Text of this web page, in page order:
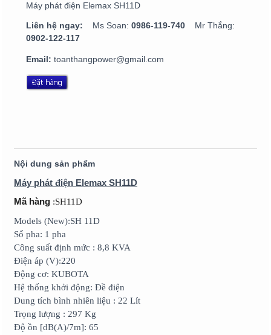
Máy phát điện Elemax SH11D
Liên hệ ngay: Ms Soan: 0986-119-740 Mr Thắng:
0902-122-117
Email: toanthangpower@gmail.com
Nội dung sản phẩm
Máy phát điện Elemax SH11D
Mã hàng :SH11D
Models (New):SH 11D
Số pha: 1 pha
Công suất định mức : 8,8 KVA
Điện áp (V):220
Động cơ: KUBOTA
Hệ thống khởi động: Đề điện
Dung tích bình nhiên liệu : 22 Lít
Trọng lượng : 297 Kg
Độ ồn [dB(A)/7m]: 65